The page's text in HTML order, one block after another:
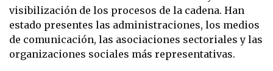
visibilización de los procesos de la cadena. Han
estado presentes las administraciones, los medios
de comunicación, las asociaciones sectoriales y las
organizaciones sociales más representativas.